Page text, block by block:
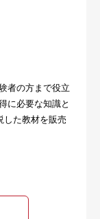
者の方まで役立
に必要な知識と
した教材を販売